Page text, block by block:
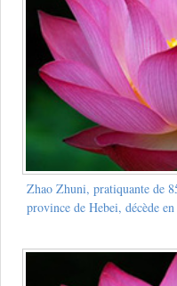
Zhao Zhuni, pratiquante de
province de Hebei, décède